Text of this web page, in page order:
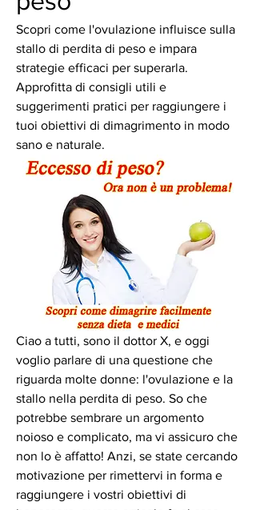
Scopri come l'ovulazione influisce sulla
stallo di perdita di peso e impara
strategie efficaci per superarla.
Approfitta di consigli utili e
suggerimenti pratici per raggiungere i
tuoi obiettivi di dimagrimento in modo
sano e naturale.
Ciao a tutti, sono il dottor X, e oggi
voglio parlare di una questione che
riguarda molte donne: l'ovulazione e la
stallo nella perdita di peso. So che
potrebbe sembrare un argomento
noioso e complicato, ma vi assicuro che
non lo è affatto! Anzi, se state cercando
motivazione per rimettervi in forma e
raggiungere i vostri obiettivi di